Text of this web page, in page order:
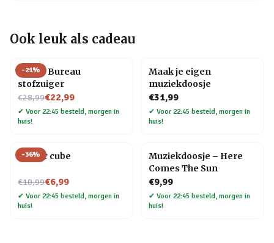
Ook leuk als cadeau
-21%
Henry Bureau
stofzuiger
€28,99
Nu voor€22,99
✔ Voor 22:45 besteld, morgen in
huis!
Maak je eigen
muziekdoosje
€31,99
✔ Voor 22:45 besteld, morgen in
huis!
-36%
Finger cube
€10,99
Nu voor€6,99
✔ Voor 22:45 besteld, morgen in
huis!
Muziekdoosje – Here
Comes The Sun
€9,99
✔ Voor 22:45 besteld, morgen in
huis!